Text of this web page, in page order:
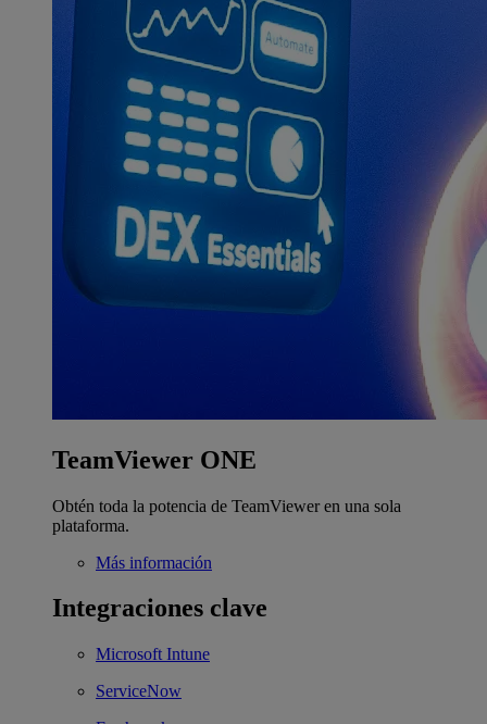
TeamViewer ONE
Obtén toda la potencia de TeamViewer en una sola
plataforma.
Más información
Integraciones clave
Microsoft Intune
ServiceNow